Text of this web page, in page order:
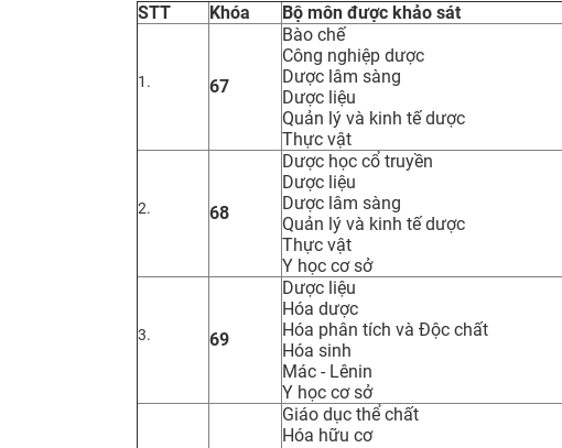
STT Khóa Bộ môn được khảo sát
1. 67
Bào chế
Công nghiệp dược
Dược lâm sàng
Dược liệu
Quản lý và kinh tế dược
Thực vật
2. 68
Dược học cổ truyền
Dược liệu
Dược lâm sàng
Quản lý và kinh tế dược
Thực vật
Y học cơ sở
3. 69
Dược liệu
Hóa dược
Hóa phân tích và Độc chất
Hóa sinh
Mác - Lênin
Y học cơ sở
Giáo dục thể chất
Hóa hữu cơ